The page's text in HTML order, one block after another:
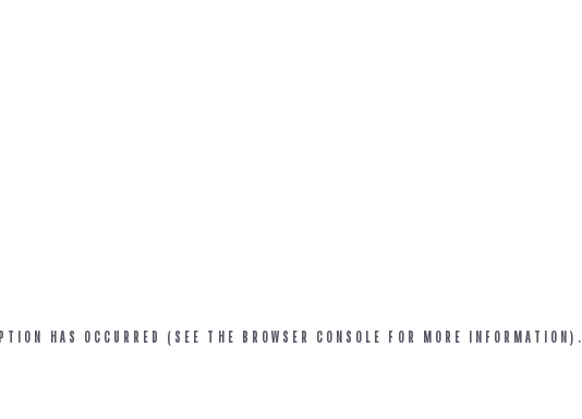
HAS OCCURRED (SEE THE BROWSER CONSOLE FOR MORE INFORMATION).